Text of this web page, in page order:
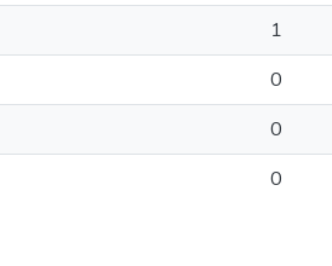
1
0
0
0